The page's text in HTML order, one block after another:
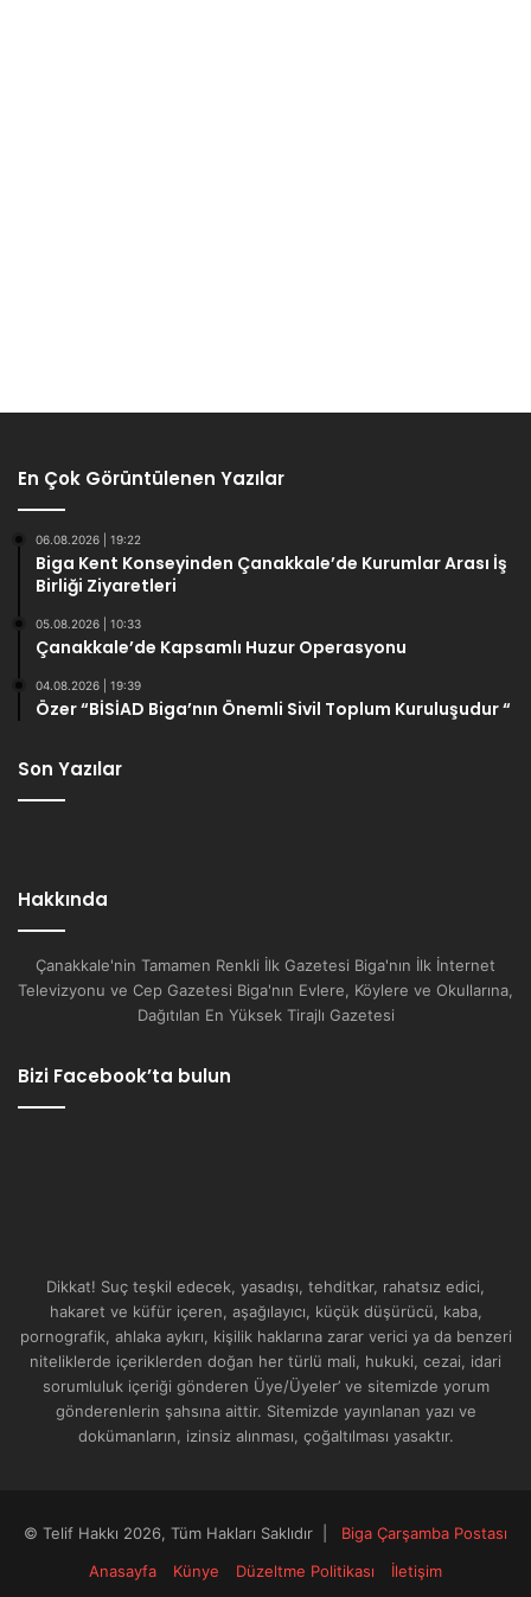
En Çok Görüntülenen Yazılar
06.08.2026 | 19:22
Biga Kent Konseyinden Çanakkale’de Kurumlar Arası İş
Birliği Ziyaretleri
05.08.2026 | 10:33
Çanakkale’de Kapsamlı Huzur Operasyonu
04.08.2026 | 19:39
Özer “BİSİAD Biga’nın Önemli Sivil Toplum Kuruluşudur “
Son Yazılar
Hakkında
Çanakkale'nin Tamamen Renkli İlk Gazetesi Biga'nın İlk İnternet
Televizyonu ve Cep Gazetesi Biga'nın Evlere, Köylere ve Okullarına,
Dağıtılan En Yüksek Tirajlı Gazetesi
Bizi Facebook’ta bulun
Dikkat! Suç teşkil edecek, yasadışı, tehditkar, rahatsız edici,
hakaret ve küfür içeren, aşağılayıcı, küçük düşürücü, kaba,
pornografik, ahlaka aykırı, kişilik haklarına zarar verici ya da benzeri
niteliklerde içeriklerden doğan her türlü mali, hukuki, cezai, idari
sorumluluk içeriği gönderen Üye/Üyeler’ ve sitemizde yorum
gönderenlerin şahsına aittir. Sitemizde yayınlanan yazı ve
dokümanların, izinsiz alınması, çoğaltılması yasaktır.
© Telif Hakkı 2026, Tüm Hakları Saklıdır | Biga Çarşamba Postası
Anasayfa
Künye Düzeltme Politikası İletişim